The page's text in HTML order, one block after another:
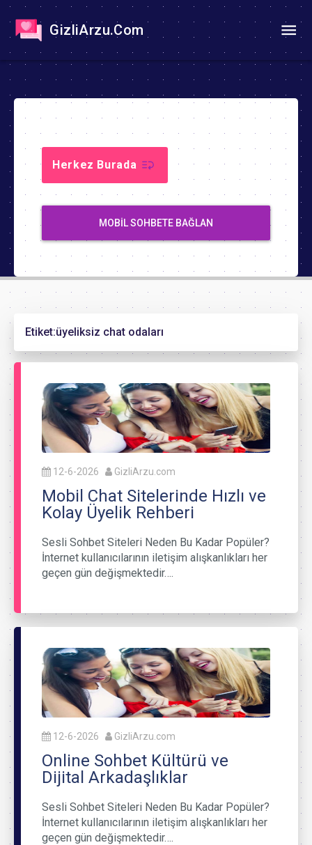
GizliArzu.Com
Herkez Burada
MOBIL SOHBETE BAĞLAN
Etiket:üyeliksiz chat odaları
12-6-2026 GizliArzu.com
Mobil Chat Sitelerinde Hızlı ve
Kolay Üyelik Rehberi
Sesli Sohbet Siteleri Neden Bu Kadar Popüler?
İnternet kullanıcılarının iletişim alışkanlıkları her
geçen gün değişmektedir….
12-6-2026 GizliArzu.com
Online Sohbet Kültürü ve
Dijital Arkadaşlıklar
Sesli Sohbet Siteleri Neden Bu Kadar Popüler?
İnternet kullanıcılarının iletişim alışkanlıkları her
geçen gün değişmektedir….